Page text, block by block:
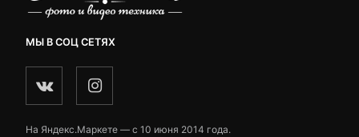
МЫ В СОЦ СЕТЯХ
На Яндекс.Маркете — c 10 июня 2014 года.